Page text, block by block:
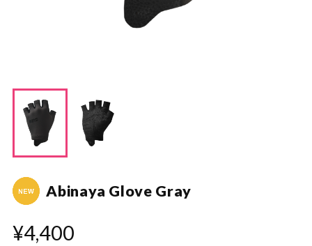
Abinaya Glove Gray
¥4,400